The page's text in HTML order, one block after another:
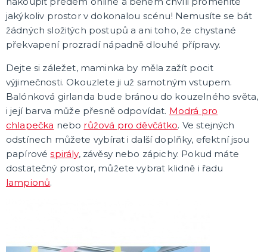
jakýkoliv prostor v dokonalou scénu! Nemusíte se bát
žádných složitých postupů a ani toho, že chystané
překvapení prozradí nápadně dlouhé přípravy.
Dejte si záležet, maminka by měla zažít pocit
výjimečnosti. Okouzlete ji už samotným vstupem.
Balónková girlanda bude bránou do kouzelného světa,
i její barva může přesně odpovídat. Modrá pro
chlapečka nebo růžová pro děvčátko. Ve stejných
odstínech můžete vybírat i další doplňky, efektní jsou
papírovéspirály, závěsy nebo zápichy. Pokud máte
dostatečný prostor, můžete vybrat klidně i řadu
lampionů.